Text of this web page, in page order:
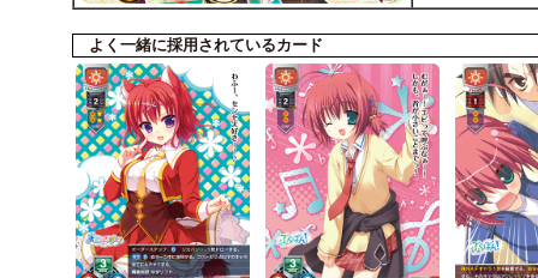
よく一緒に採用されているカード